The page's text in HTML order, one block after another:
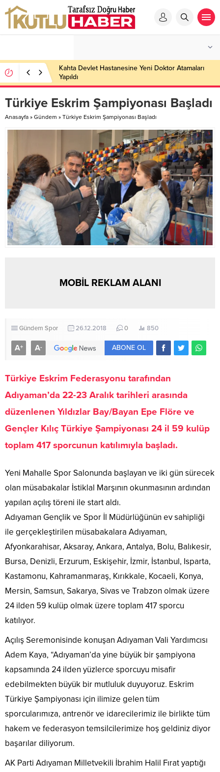
Kahta Devlet Hastanesine Yeni Doktor Atamaları
Yapıldı
Türkiye Eskrim Şampiyonası Başladı
Anasayfa » Gündem » Türkiye Eskrim Şampiyonası Başladı
MOBİL REKLAM ALANI
Gündem Spor 26.12.2018 0 850
A+ A- ABONE OL
Türkiye Eskrim Federasyonu tarafından
Adıyaman’da 22-23 Aralık tarihleri arasında
düzenlenen Yıldızlar Bay/Bayan Epe Flöre ve
Gençler Kılıç Türkiye Şampiyonası 24 il 59 kulüp
toplam 417 sporcunun katılımıyla başladı.
Yeni Mahalle Spor Salonunda başlayan ve iki gün sürecek
olan müsabakalar İstiklal Marşının okunmasının ardından
yapılan açılış töreni ile start aldı.
Adıyaman Gençlik ve Spor İl Müdürlüğünün ev sahipliği
ile gerçekleştirilen müsabakalara Adıyaman,
Afyonkarahisar, Aksaray, Ankara, Antalya, Bolu, Balıkesir,
Bursa, Denizli, Erzurum, Eskişehir, İzmir, İstanbul, Isparta,
Kastamonu, Kahramanmaraş, Kırıkkale, Kocaeli, Konya,
Mersin, Samsun, Sakarya, Sivas ve Trabzon olmak üzere
24 ilden 59 kulüp olmak üzere toplam 417 sporcu
katılıyor.
Açılış Seremonisinde konuşan Adıyaman Vali Yardımcısı
Adem Kaya, “Adıyaman’da yine büyük bir şampiyona
kapsamında 24 ilden yüzlerce sporcuyu misafir
edebilmekten büyük bir mutluluk duyuyoruz. Eskrim
Türkiye Şampiyonası için ilimize gelen tüm
sporcularımıza, antrenör ve idarecilerimiz ile birlikte tüm
hakem ve federasyon temsilcilerimize hoş geldiniz diyor
başarılar diliyorum.
AK Parti Adıyaman Milletvekili İbrahim Halil Fırat yaptığı